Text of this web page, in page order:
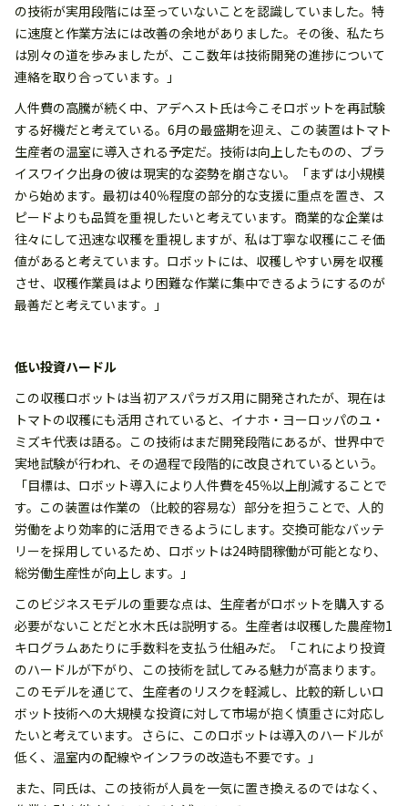
の技術が実用段階には至っていないことを認識していました。特
に速度と作業方法には改善の余地がありました。その後、私たち
は別々の道を歩みましたが、ここ数年は技術開発の進捗について
連絡を取り合っています。」
人件費の高騰が続く中、アデヘスト氏は今こそロボットを再試験
する好機だと考えている。6月の最盛期を迎え、この装置はトマト
生産者の温室に導入される予定だ。技術は向上したものの、ブラ
イスワイク出身の彼は現実的な姿勢を崩さない。「まずは小規模
から始めます。最初は40％程度の部分的な支援に重点を置き、ス
ピードよりも品質を重視したいと考えています。商業的な企業は
往々にして迅速な収穫を重視しますが、私は丁寧な収穫にこそ価
値があると考えています。ロボットには、収穫しやすい房を収穫
させ、収穫作業員はより困難な作業に集中できるようにするのが
最善だと考えています。」
低い投資ハードル
この収穫ロボットは当初アスパラガス用に開発されたが、現在は
トマトの収穫にも活用されていると、イナホ・ヨーロッパのユ・
ミズキ代表は語る。この技術はまだ開発段階にあるが、世界中で
実地試験が行われ、その過程で段階的に改良されているという。
「目標は、ロボット導入により人件費を45％以上削減することで
す。この装置は作業の（比較的容易な）部分を担うことで、人的
労働をより効率的に活用できるようにします。交換可能なバッテ
リーを採用しているため、ロボットは24時間稼働が可能となり、
総労働生産性が向上します。」
このビジネスモデルの重要な点は、生産者がロボットを購入する
必要がないことだと水木氏は説明する。生産者は収穫した農産物1
キログラムあたりに手数料を支払う仕組みだ。「これにより投資
のハードルが下がり、この技術を試してみる魅力が高まります。
このモデルを通じて、生産者のリスクを軽減し、比較的新しいロ
ボット技術への大規模な投資に対して市場が抱く慎重さに対応し
たいと考えています。さらに、このロボットは導入のハードルが
低く、温室内の配線やインフラの改造も不要です。」
また、同氏は、この技術が人員を一気に置き換えるのではなく、